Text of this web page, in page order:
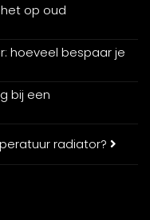
op oud
hoeveel bespaar je
bij een
radiator?